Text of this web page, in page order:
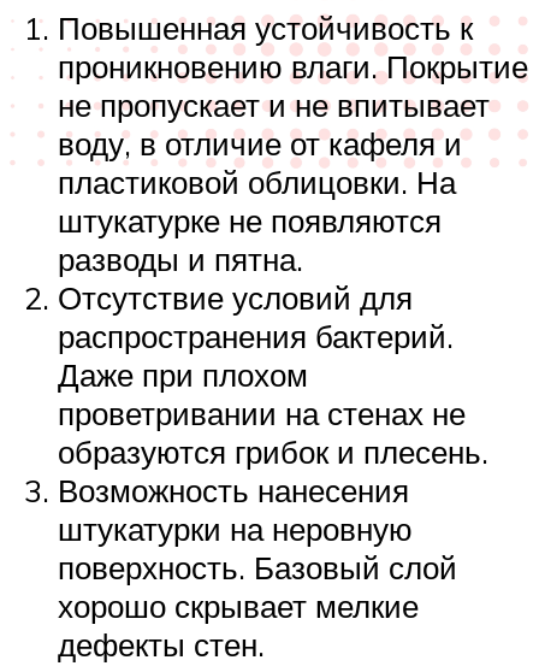
Повышенная устойчивость к
проникновению влаги. Покрытие
не пропускает и не впитывает
воду, в отличие от кафеля и
пластиковой облицовки. На
штукатурке не появляются
разводы и пятна.
Отсутствие условий для
распространения бактерий.
Даже при плохом
проветривании на стенах не
образуются грибок и плесень.
Возможность нанесения
штукатурки на неровную
поверхность. Базовый слой
хорошо скрывает мелкие
дефекты стен.